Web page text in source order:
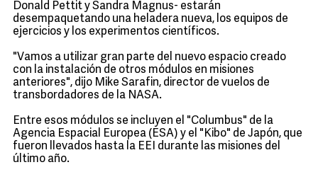
Donald Pettit y Sandra Magnus- estarán
desempaquetando una heladera nueva, los equipos de
ejercicios y los experimentos científicos.
"Vamos a utilizar gran parte del nuevo espacio creado
con la instalación de otros módulos en misiones
anteriores", dijo Mike Sarafin, director de vuelos de
transbordadores de la NASA.
Entre esos módulos se incluyen el "Columbus" de la
Agencia Espacial Europea (ESA) y el "Kibo" de Japón, que
fueron llevados hasta la EEI durante las misiones del
último año.